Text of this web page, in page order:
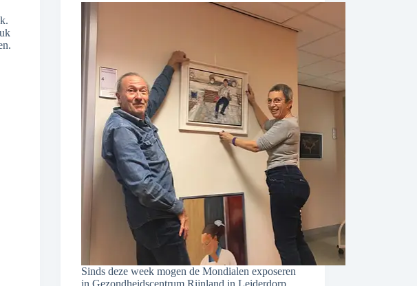
Sinds deze week mogen de Mondialen exposeren
in Gezondheidscentrum Rijnland in Leiderdorp.